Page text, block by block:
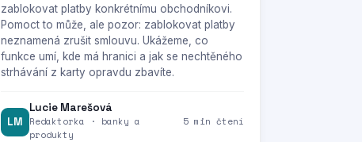
zablokovat platby konkrétnímu obchodníkovi.
Pomoct to může, ale pozor: zablokovat platby
neznamená zrušit smlouvu. Ukážeme, co
funkce umí, kde má hranici a jak se nechtěného
strhávání z karty opravdu zbavíte.
LM
Lucie Marešová
Redaktorka · banky a
produkty
5 min čtení